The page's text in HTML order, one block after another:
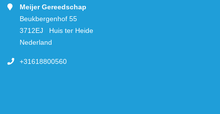
Meijer Gereedschap
Beukbergenhof 55
3712EJ Huis ter Heide
Nederland
+31618800560